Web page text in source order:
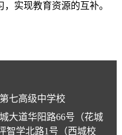
实现教育资源的互补。
七高级中学校
大道华阳路66号（花城
智学北路1号（西城校